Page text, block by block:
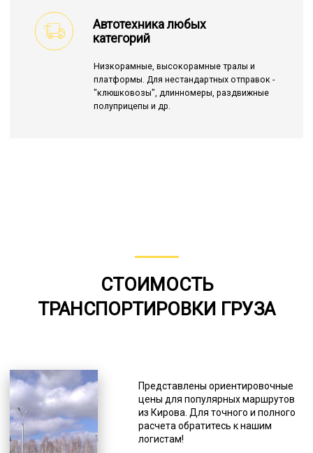
Автотехника любых
категорий
Низкорамные, высокорамные тралы и
платформы. Для нестандартных отправок -
"клюшковозы", длинномеры, раздвижные
полуприцепы и др.
СТОИМОСТЬ
ТРАНСПОРТИРОВКИ ГРУЗА
Представлены ориентировочные
цены для популярных маршрутов
из Кирова. Для точного и полного
расчета обратитесь к нашим
логистам!